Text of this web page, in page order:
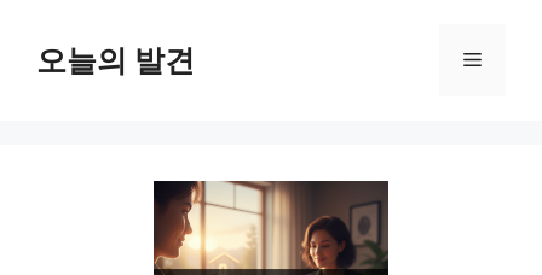
오늘의 발견 메